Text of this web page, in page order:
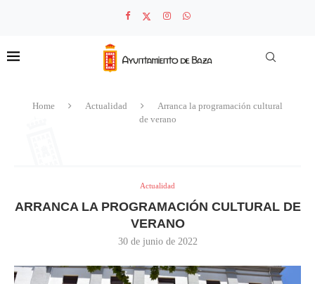
Home Actualidad
Arranca la programación cultural
de verano
Actualidad
ARRANCA LA PROGRAMACIÓN CULTURAL DE
VERANO
30 de junio de 2022